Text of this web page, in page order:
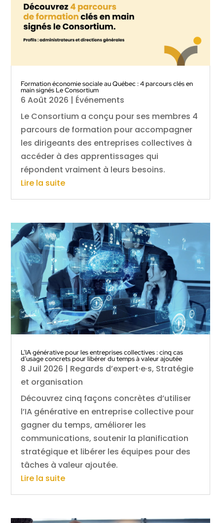
Formation économie sociale au Québec : 4 parcours clés en
main signés Le Consortium
6 Août 2026 | Événements
Le Consortium a conçu pour ses membres 4
parcours de formation pour accompagner
les dirigeants des entreprises collectives à
accéder à des apprentissages qui
répondent vraiment à leurs besoins.
Lire la suite
L’IA générative pour les entreprises collectives : cinq cas
d’usage concrets pour libérer du temps à valeur ajoutée
8 Juil 2026 | Regards d’expert·e·s, Stratégie
et organisation
Découvrez cinq façons concrètes d’utiliser
l’IA générative en entreprise collective pour
gagner du temps, améliorer les
communications, soutenir la planification
stratégique et libérer les équipes pour des
tâches à valeur ajoutée.
Lire la suite